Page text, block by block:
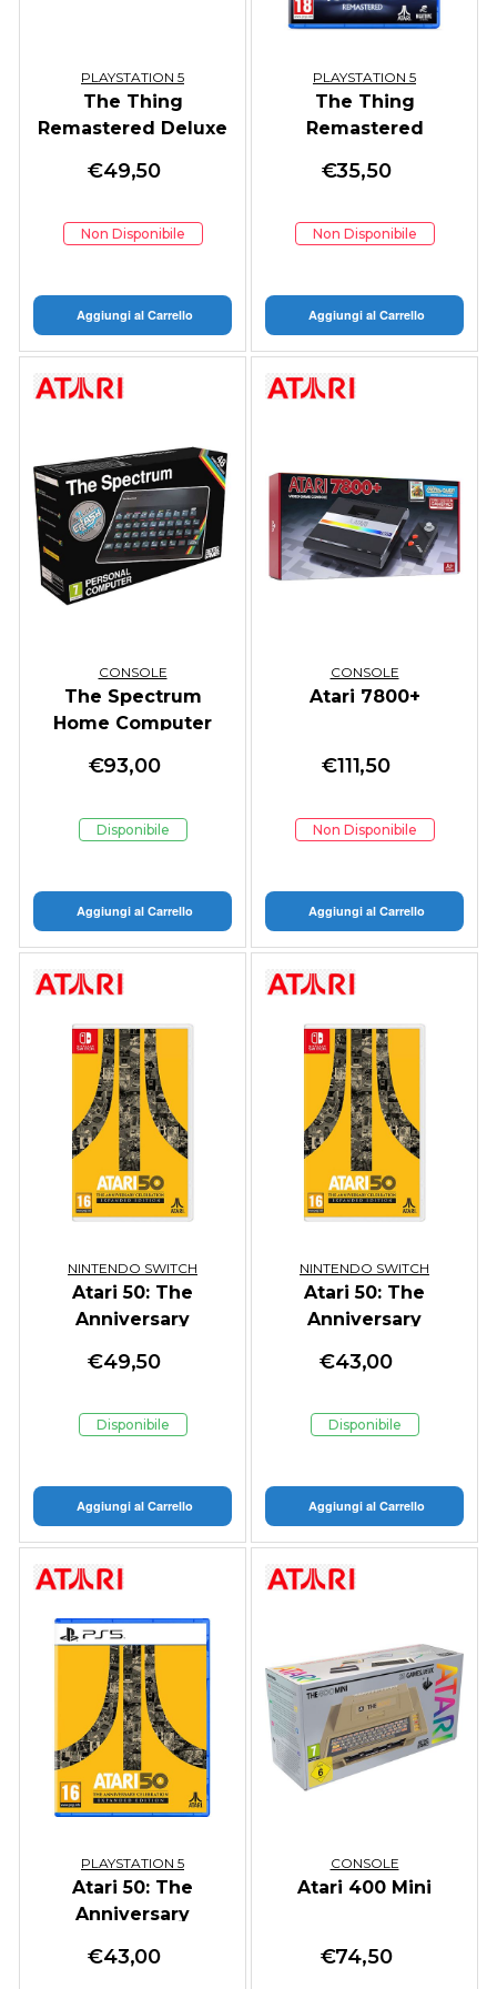
PLAYSTATION 5
The Thing
Remastered Deluxe
€49,50
Non Disponibile
Aggiungi al Carrello
PLAYSTATION 5
The Thing
Remastered
€35,50
Non Disponibile
Aggiungi al Carrello
CONSOLE
The Spectrum
Home Computer
€93,00
Disponibile
Aggiungi al Carrello
CONSOLE
Atari 7800+
€111,50
Non Disponibile
Aggiungi al Carrello
NINTENDO SWITCH
Atari 50: The
Anniversary
Expanded Steelbook
€49,50
Disponibile
Aggiungi al Carrello
NINTENDO SWITCH
Atari 50: The
Anniversary
Expanded Edition
€43,00
Disponibile
Aggiungi al Carrello
PLAYSTATION 5
Atari 50: The
Anniversary
Expanded Edition
€43,00
CONSOLE
Atari 400 Mini
€74,50